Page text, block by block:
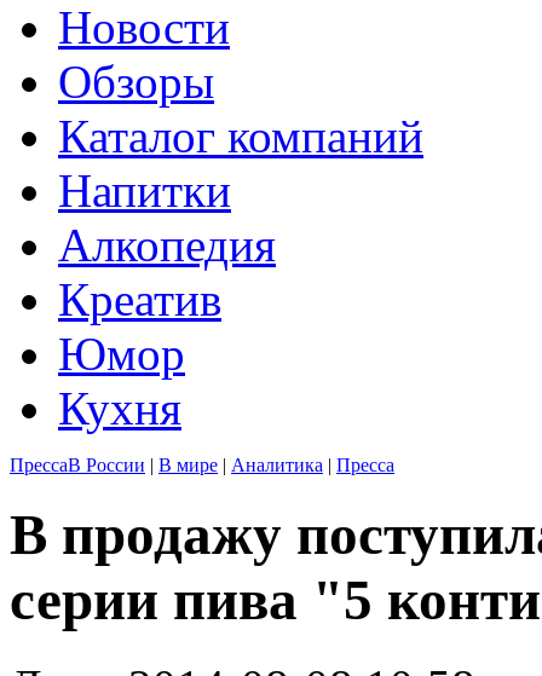
Новости
Обзоры
Каталог компаний
Напитки
Алкопедия
Креатив
Юмор
Кухня
ПрессаВ России | В мире | Аналитика | Пресса
В продажу
серии пива "5